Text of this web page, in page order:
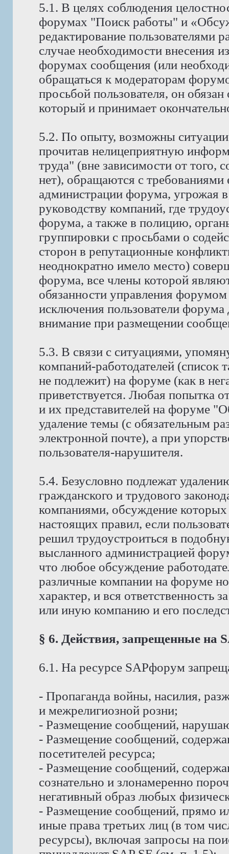
5.1. В целях соблюдения
форумах "Поиск работы" и
редактирование
случае необходимости внесения
форумах сообщения (или
обращаться к модераторам
просьбой пользователя, он
который и принимает
5.2. По опыту, возможны
прочитав нелицеприятную
труда" (вне зависимости от того,
нет), обращаются с требованиями
администрации форума, угрожая
руководству компаний, где
форума, а также в полицию,
группировки с просьбами о
сторон в репутационные
неоднократно имело место)
форума, все члены которой
обязанности управления
исключения пользователи
внимание при размещении
5.3. В связи с ситуациями,
компаний-работодателей (список
не подлежит) на форуме (как в
приветствуется. Любая попытка
и их представителей на форуме
удаление темы (с обязательным
электронной почте), а при
пользователя-нарушителя.
5.4. Безусловно подлежат
гражданского и трудового
компаниями, обсуждение
настоящих правил, если
решил трудоустроиться в
высланного администрацией
что любое обсуждение
различные компании на форуме
характер, и вся ответственность
или иную компанию и его
§ 6. Действия, запрещенные на
6.1. На ресурсе SAPфорум
- Пропаганда войны, насилия,
и межрелигиозной розни;
- Размещение сообщений,
- Размещение сообщений,
посетителей ресурса;
- Размещение сообщений,
сознательно и злонамеренно
негативный образ любых
- Размещение сообщений, прямо
иные права третьих лиц (в том
ресурсы), включая запросы на